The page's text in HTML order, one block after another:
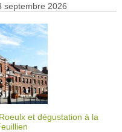
septembre 2026
et dégustation à la